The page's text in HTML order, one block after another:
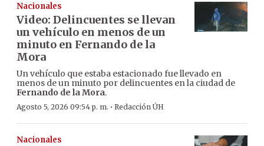
Nacionales
Video: Delincuentes se llevan
un vehículo en menos de un
minuto en Fernando de la
Mora
Un vehículo que estaba estacionado fue llevado en
menos de un minuto por delincuentes en la ciudad de
Fernando de la Mora.
Agosto 5, 2026 09:54 p. m. · Redacción ÚH
Nacionales